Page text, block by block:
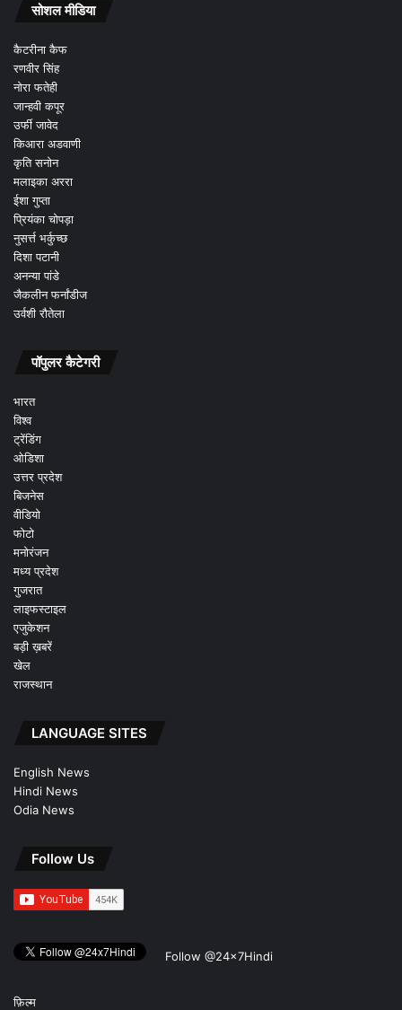
सोशल मीडिया
कैटरीना कैफ
रणवीर सिंह
नोरा फतेही
जान्हवी कपूर
उर्फी जावेद
किआरा अडवाणी
कृति सनोन
मलाइका अररा
ईशा गुप्ता
प्रियंका चोपड़ा
नुसर्त्त भर्कुच्छ
दिशा पटानी
अनन्या पांडे
जैकलीन फर्नांडीज
उर्वशी रौतेला
पॉपुलर कैटेगरी
भारत
विश्व
ट्रेंडिंग
ओडिशा
उत्तर प्रदेश
बिजनेस
वीडियो
फोटो
मनोरंजन
मध्य प्रदेश
गुजरात
लाइफस्टाइल
एजुकेशन
बड़ी ख़बरें
खेल
राजस्थान
LANGUAGE SITES
English News
Hindi News
Odia News
Follow Us
Follow @24x7Hindi
फ़िल्म